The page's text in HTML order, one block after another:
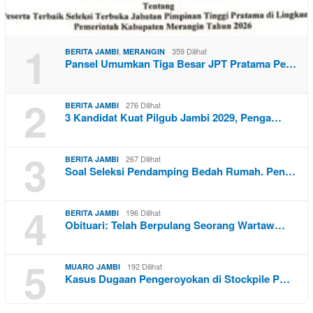
1 BERITA JAMBI, MERANGIN 359 Dilihat
Pansel Umumkan Tiga Besar JPT Pratama Pe…
2 BERITA JAMBI 276 Dilihat
3 Kandidat Kuat Pilgub Jambi 2029, Penga…
3 BERITA JAMBI 267 Dilihat
Soal Seleksi Pendamping Bedah Rumah. Pen…
4 BERITA JAMBI 196 Dilihat
Obituari: Telah Berpulang Seorang Wartaw…
5 MUARO JAMBI 192 Dilihat
Kasus Dugaan Pengeroyokan di Stockpile P…